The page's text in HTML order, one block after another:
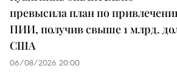
превысила план по
ПИИ, получив свыше 1 млрд.
США
06/08/2026 20:00